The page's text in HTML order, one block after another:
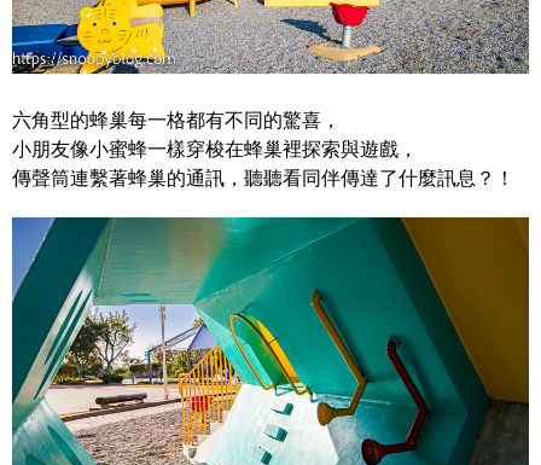
六角型的蜂巢每一格都有不同的驚喜，
小朋友像小蜜蜂一樣穿梭在蜂巢裡探索與遊戲，
傳聲筒連繫著蜂巢的通訊，聽聽看同伴傳達了什麼訊息？！